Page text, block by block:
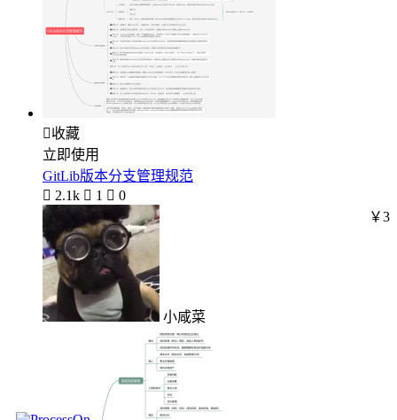
收藏
立即使用
GitLib版本分支管理规范
 2.1k  1  0
小咸菜
￥3